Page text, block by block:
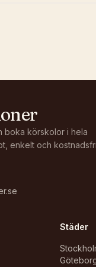
boka körskolor i hela
enkelt och
Städer